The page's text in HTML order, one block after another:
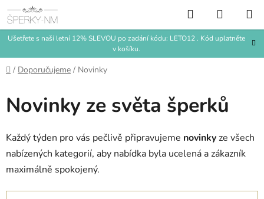
na
obsah
Ušetřete s naší letní 12% SLEVOU po zadání kódu: LETO12 . Kód uplatněte
v košíku.
Hledat
KOŠÍK
Domů
/ Doporučujeme / Novinky
Novinky ze světa šperků
Každý týden pro vás pečlivě připravujeme novinkyze všech
nabízených kategorií, aby nabídka byla ucelená a zákazník
maximálně spokojený.